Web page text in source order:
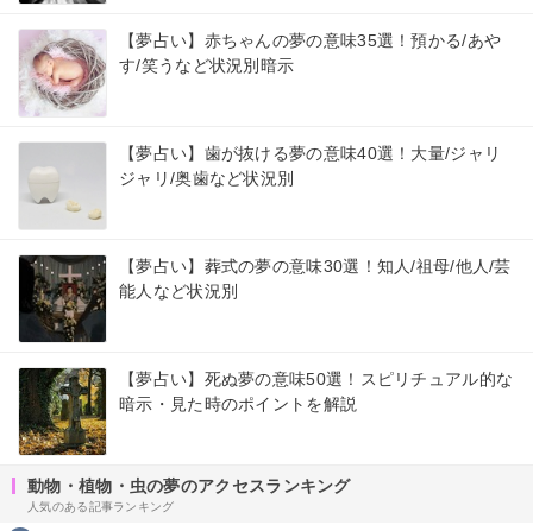
【夢占い】赤ちゃんの夢の意味35選！預かる/あや
す/笑うなど状況別暗示
【夢占い】歯が抜ける夢の意味40選！大量/ジャリ
ジャリ/奥歯など状況別
【夢占い】葬式の夢の意味30選！知人/祖母/他人/芸
能人など状況別
【夢占い】死ぬ夢の意味50選！スピリチュアル的な
暗示・見た時のポイントを解説
動物・植物・虫の夢のアクセスランキング
人気のある記事ランキング